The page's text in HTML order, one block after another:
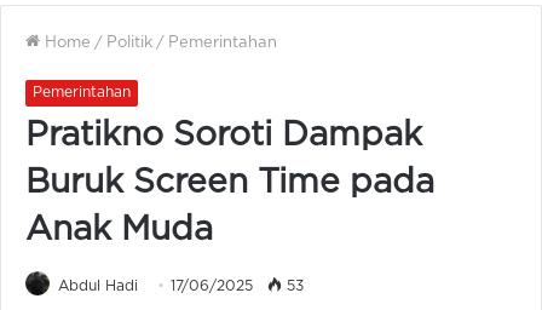
Home / Politik / Pemerintahan
Pemerintahan
Pratikno Soroti Dampak
Buruk Screen Time pada
Anak Muda
Abdul Hadi 17/06/2025 53